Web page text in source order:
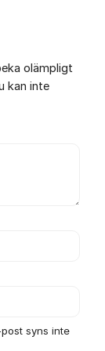
olämpligt
kan inte
syns inte